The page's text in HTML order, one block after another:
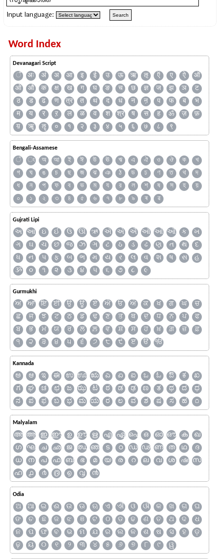
Input language:
Word Index
Devanagari Script
ँ अः अं अ आ इ ई उ ऊ ऋ ऌ ऍ ए ऐ
ऑ
ओ
औ क क्ष ख ग घ ङ च छ ज्ञ ज झ ञ
ट
ठ
ड ढ ण त्र त थ द ध न ऩ प फ ब
भ
म
य र ऱ ल ळ व श श्र ष स ह ॐ ज़
फ़
य़
ॠ ॡ ० १ २ ३ ४ ५ ६ ७ ८ ९
Bengali-Assamese
ঁ ং অ আ ই ঈ উ ঊ ঋ এ ঐ ও ঔ ক
খ
গ
ঘ ঙ চ ছ জ ঝ ঞ ঠ ড ঢ ণ ত থ
দ
ধ
ন প ফ ব ভ ম য র ল শ ষ স হ
য়
০
১ ২ ৩ ৪ ৫ ৬ ৭ ৮ ৯ ৰ ৱ
Gujrati Lipi
અ આ ઇ ઈ ઉ ઊ ઋ ઍ એ ઐ ઑ ઓ ઔ ક
ખ
ગ
ઘ ચ છ જ ઝ ઞ ટ ઠ ડ ઢ ણ ત થ
દ
ધ
ન પ ફ બ ભ મ ય ર લ વ શ ષ સ
હ
ૐ
૦ ૧ ૨ ૩ ૪ ૫ ૬ ૭ ૮ ૯
Gurmukhi
ਅ ਆ ਇ ਈ ਉ ਊ ਏ ਐ ਓ ਔ ਕ ਖ ਗ ਘ
ਚ
ਛ
ਜ ਝ ਟ ਠ ਡ ਢ ਣ ਤ ਥ ਦ ਧ ਨ ਪ
ਫ
ਬ
ਭ ਮ ਯ ਰ ਲ ਲ਼ ਵ ਸ਼ ਸ ਹ ਖ਼ ਗ਼ ਜ਼
ਫ਼
੧
੨ ੩ ੪ ੫ ੬ ੭ ੮ ੯ ੲ ੳ ੴ
Kannada
ಅ ಆ ಇ ಈ ಉ ಊ ಋ ಎ ಏ ಐ ಒ ಓ ಔ ಕ
ಖ
ಗ
ಘ ಚ ಛ ಜ ಝ ಟ ಠ ಡ ಢ ಣ ತ ಥ ದ
ಧ
ನ
ಪ ಫ ಬ ಭ ಮ ಯ ರ ಲ ವ ಶ ಷ ಸ ಹ ೧
Malyalam
അ ആ ഇ ഈ ഉ ഊ ഋ എ ഏ ഐ ഒ ഓ ഔ ക
ഖ
ഗ
ഘ ച ഛ ജ ഝ ഞ ട ഠ ഡ ഢ ണ ത ഥ
ദ
ധ
ന പ ഫ ബ ഭ മ യ ര റ ല വ ശ ഷ
സ
ഹ
൧ ൪ ൫ ൭ ൮ ൯
Odia
ଅ ଆ ଇ ଈ ଉ ଊ ଋ ଏ ଐ ଓ ଔ କ ଖ ଗ
ଘ
ଙ
ଚ ଛ ଜ ଝ ଞ ଟ ଠ ଡ ଢ ଣ ତ ଥ ଦ
ଧ
ନ
ପ ଫ ବ ଭ ମ ଯ ର ଲ ଳ ଶ ଷ ସ ହ
ଡ଼
ଢ଼
ୟ ୦ ୧ ୨ ୩ ୪ ୫ ୬ ୭ ୮ ୯ ୱ